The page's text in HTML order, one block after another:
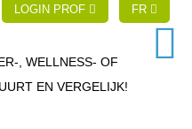
LOGIN PROF FR
, WELLNESS- OF
EN VERGELIJK!